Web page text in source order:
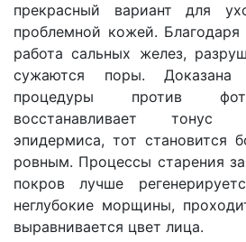
прекрасный вариант для
проблемной кожей. Благодаря
работа сальных желез,
сужаются поры. Доказана
процедуры против
восстанавливает тонус
эпидермиса, тот становится
ровным. Процессы старения
покров лучше
неглубокие морщины,
выравнивается цвет лица.